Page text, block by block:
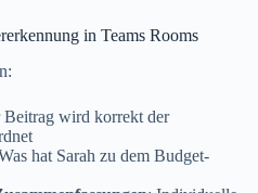
in Teams Rooms
Beitrag wird korrekt der
hat Sarah zu dem Budget-